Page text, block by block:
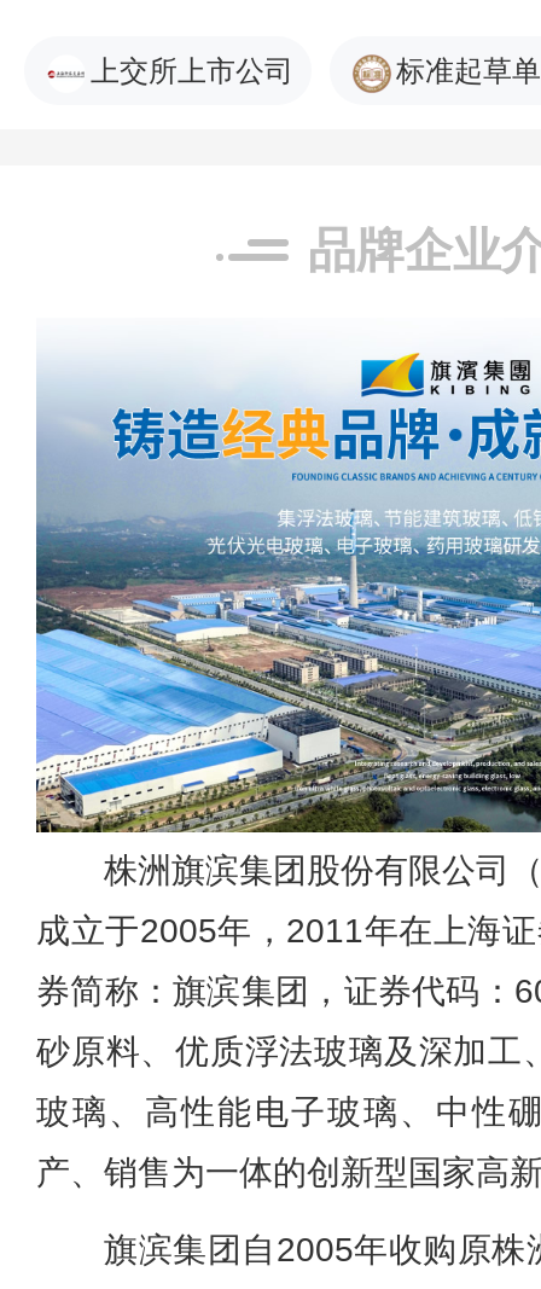
上交所上市公司 标准起草
品牌企业
株洲旗滨集团股份有限公司
成立于2005年，2011年在上海
券简称：旗滨集团，证券代码：
砂原料、优质浮法玻璃及深加工
玻璃、高性能电子玻璃、中性
产、销售为一体的创新型国家高
旗滨集团自2005年收购原株